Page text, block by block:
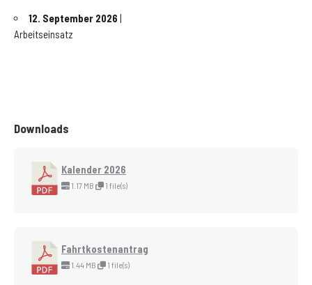
12. September 2026 |
Arbeitseinsatz
Downloads
Kalender 2026
1.17 MB 1 file(s)
Fahrtkostenantrag
1.44 MB 1 file(s)